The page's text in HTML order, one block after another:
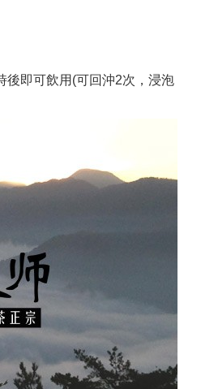
後即可飲用(可回沖2次，浸泡